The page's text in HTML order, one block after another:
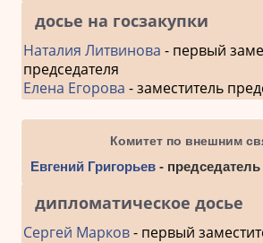
досье на госзакупки
Наталия Литвинова - первый
председателя
Елена Егорова - заместитель
Комитет по внешним
Евгений Григорьев- председатель
дипломатическое досье
Сергей Марков- первый